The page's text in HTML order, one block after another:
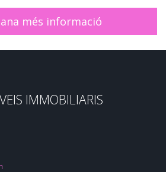
més informació
IMMOBILIARIS